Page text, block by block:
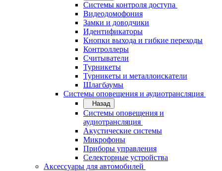
Системы контроля доступа
Видеодомофония
Замки и доводчики
Идентификаторы
Кнопки выхода и гибкие переходы
Контроллеры
Считыватели
Турникеты
Турникеты и металлоискатели
Шлагбаумы
Системы оповещения и аудиотрансляция
Назад
Системы оповещения и
аудиотрансляция
Акустические системы
Микрофоны
Приборы управления
Селекторные устройства
Аксессуары для автомобилей